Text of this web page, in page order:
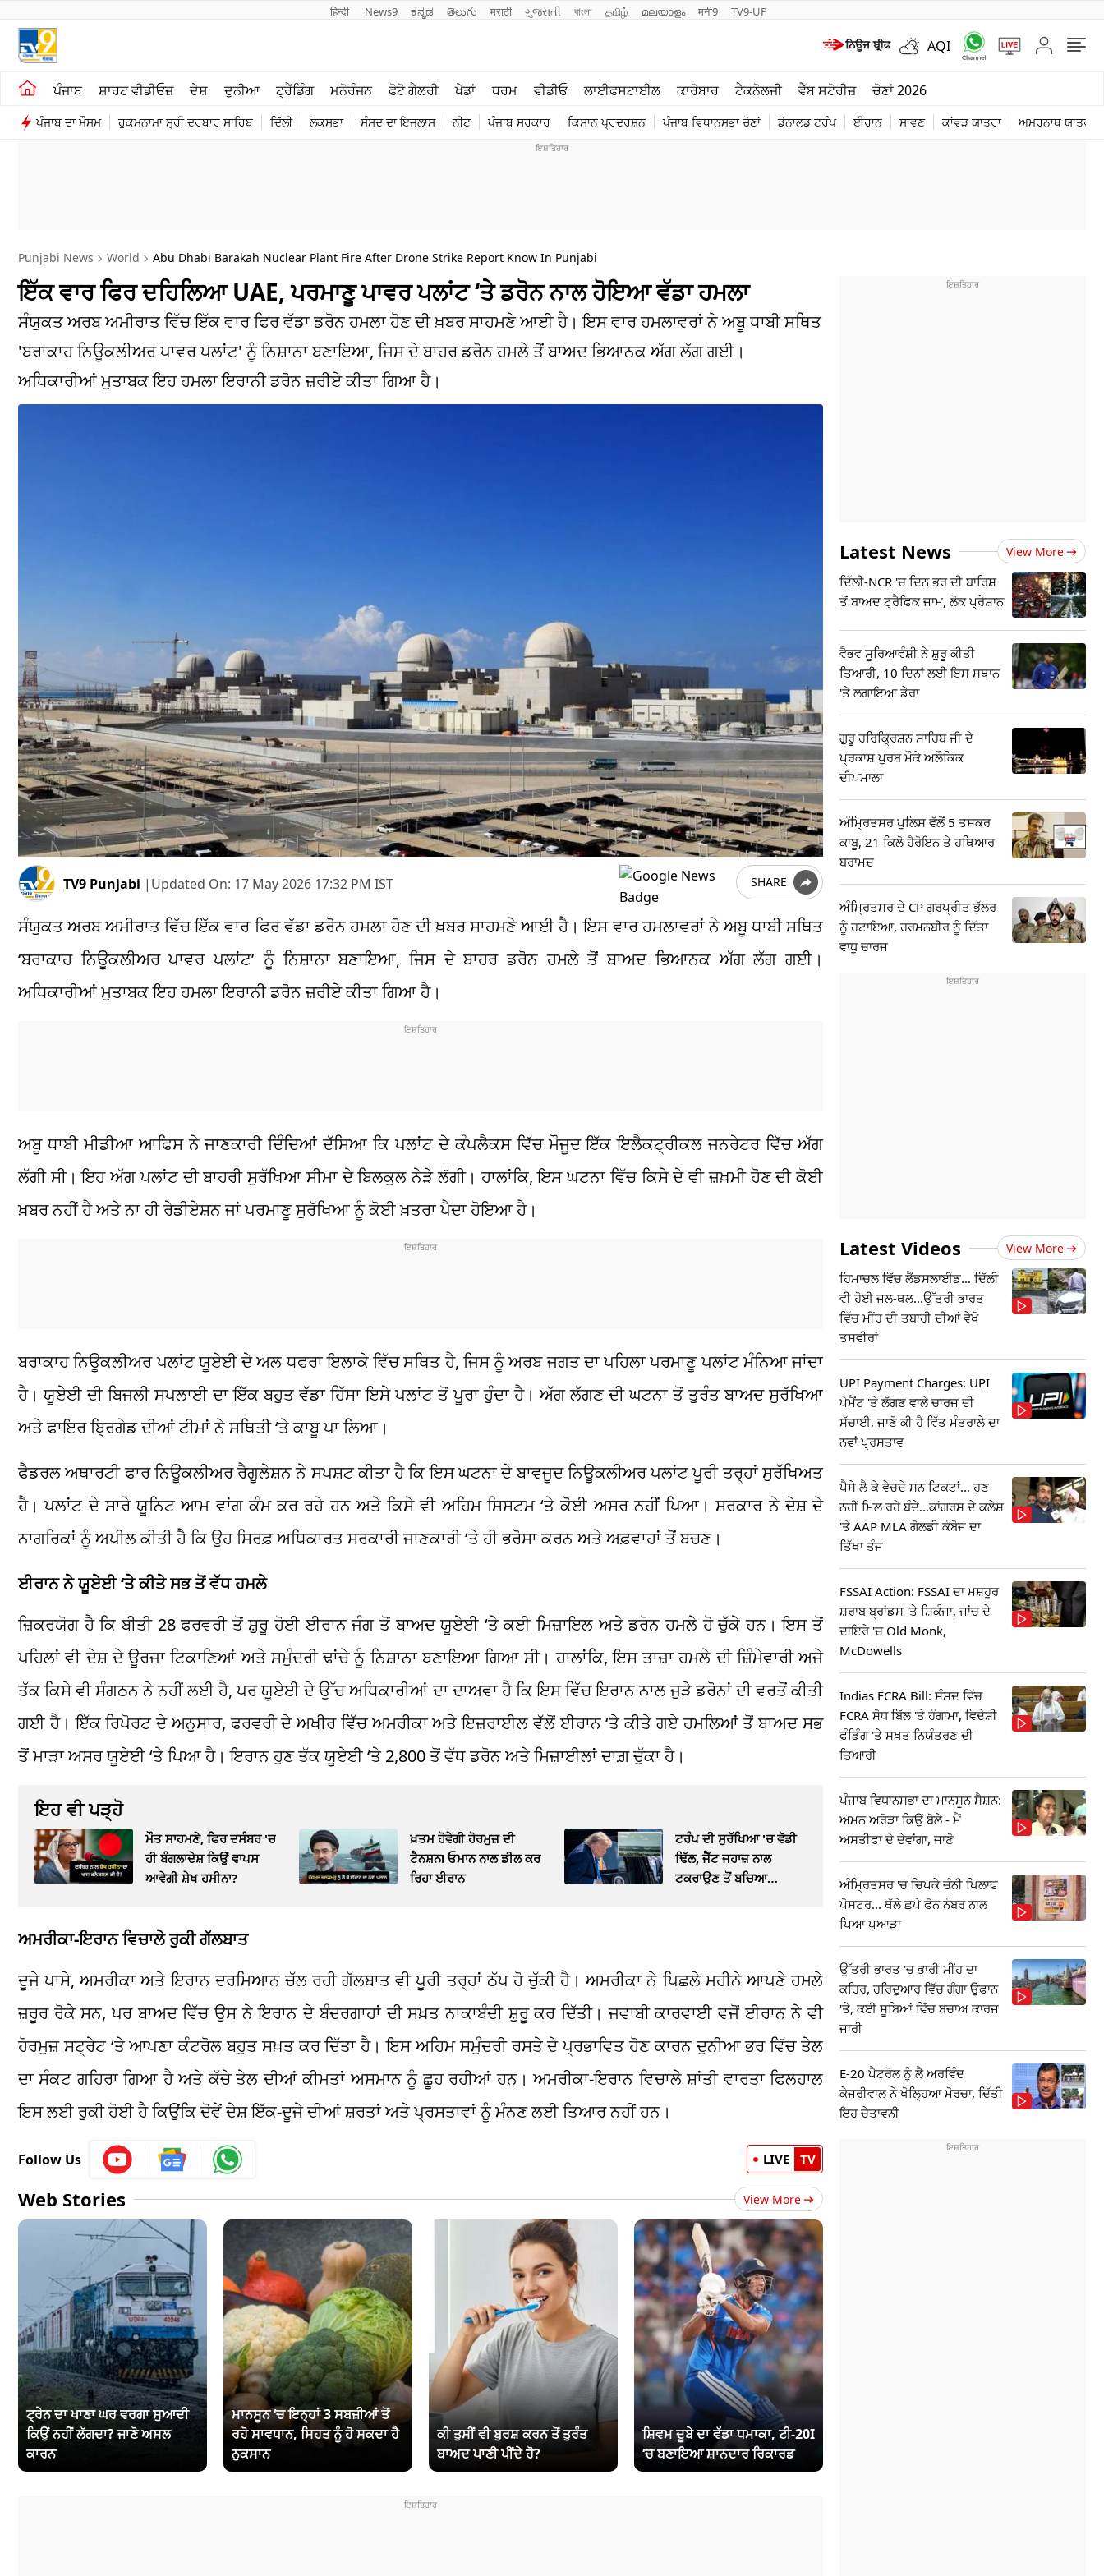
हिन्दी News9 ಕನ್ನಡ తెలుగు मराठी ગુજરાતી বাংলা தமிழ் മലയാളം मनी9 TV9-UP
AQI
ਪੰਜਾਬ ਸ਼ਾਰਟ ਵੀਡੀਓਜ਼ ਦੇਸ਼ ਦੁਨੀਆ ਟ੍ਰੈਂਡਿੰਗ ਮਨੋਰੰਜਨ ਫੋਟੋ ਗੈਲਰੀ ਖੇਡਾਂ ਧਰਮ ਵੀਡੀਓ ਲਾਈਫਸਟਾਈਲ ਕਾਰੋਬਾਰ ਟੈਕਨੋਲਜੀ ਵੈੱਬ ਸਟੋਰੀਜ਼ ਚੋਣਾਂ 2026
ਪੰਜਾਬ ਦਾ ਮੌਸਮ ਹੁਕਮਨਾਮਾ ਸ੍ਰੀ ਦਰਬਾਰ ਸਾਹਿਬ ਦਿੱਲੀ ਲੋਕਸਭਾ ਸੰਸਦ ਦਾ ਇਜਲਾਸ ਨੀਟ ਪੰਜਾਬ ਸਰਕਾਰ ਕਿਸਾਨ ਪ੍ਰਦਰਸ਼ਨ ਪੰਜਾਬ ਵਿਧਾਨਸਭਾ ਚੋਣਾਂ ਡੋਨਾਲਡ ਟਰੰਪ ਈਰਾਨ ਸਾਵਣ ਕਾਂਵੜ ਯਾਤਰਾ ਅਮਰਨਾਥ ਯਾਤਰਾ
ਖੇਤੀਬਾੜੀ
ਸ਼ਾਰਟ ਵੀਡੀਓਜ਼
ਮਨੋਰੰਜਨ
ਪੰਜਾਬ
ਟੈਕਨੋਲਜੀ
ਦੁਨੀਆ
Punjabi News World Abu Dhabi Barakah Nuclear Plant Fire After Drone Strike Report Know In Punjabi
ਇੱਕ ਵਾਰ ਫਿਰ ਦਹਿਲਿਆ UAE, ਪਰਮਾਣੂ ਪਾਵਰ ਪਲਾਂਟ ‘ਤੇ ਡਰੋਨ ਨਾਲ ਹੋਇਆ ਵੱਡਾ ਹਮਲਾ
ਸੰਯੁਕਤ ਅਰਬ ਅਮੀਰਾਤ ਵਿੱਚ ਇੱਕ ਵਾਰ ਫਿਰ ਵੱਡਾ ਡਰੋਨ ਹਮਲਾ ਹੋਣ ਦੀ ਖ਼ਬਰ ਸਾਹਮਣੇ ਆਈ ਹੈ। ਇਸ ਵਾਰ ਹਮਲਾਵਰਾਂ ਨੇ ਅਬੂ ਧਾਬੀ ਸਥਿਤ
'ਬਰਾਕਾਹ ਨਿਊਕਲੀਅਰ ਪਾਵਰ ਪਲਾਂਟ' ਨੂੰ ਨਿਸ਼ਾਨਾ ਬਣਾਇਆ, ਜਿਸ ਦੇ ਬਾਹਰ ਡਰੋਨ ਹਮਲੇ ਤੋਂ ਬਾਅਦ ਭਿਆਨਕ ਅੱਗ ਲੱਗ ਗਈ।
ਅਧਿਕਾਰੀਆਂ ਮੁਤਾਬਕ ਇਹ ਹਮਲਾ ਇਰਾਨੀ ਡਰੋਨ ਜ਼ਰੀਏ ਕੀਤਾ ਗਿਆ ਹੈ।
TV9 Punjabi | Updated On: 17 May 2026 17:32 PM IST SHARE
ਸੰਯੁਕਤ ਅਰਬ ਅਮੀਰਾਤ ਵਿੱਚ ਇੱਕ ਵਾਰ ਫਿਰ ਵੱਡਾ ਡਰੋਨ ਹਮਲਾ ਹੋਣ ਦੀ ਖ਼ਬਰ ਸਾਹਮਣੇ ਆਈ ਹੈ। ਇਸ ਵਾਰ ਹਮਲਾਵਰਾਂ ਨੇ ਅਬੂ ਧਾਬੀ ਸਥਿਤ
‘ਬਰਾਕਾਹ ਨਿਊਕਲੀਅਰ ਪਾਵਰ ਪਲਾਂਟ’ ਨੂੰ ਨਿਸ਼ਾਨਾ ਬਣਾਇਆ, ਜਿਸ ਦੇ ਬਾਹਰ ਡਰੋਨ ਹਮਲੇ ਤੋਂ ਬਾਅਦ ਭਿਆਨਕ ਅੱਗ ਲੱਗ ਗਈ।
ਅਧਿਕਾਰੀਆਂ ਮੁਤਾਬਕ ਇਹ ਹਮਲਾ ਇਰਾਨੀ ਡਰੋਨ ਜ਼ਰੀਏ ਕੀਤਾ ਗਿਆ ਹੈ।
ਅਬੂ ਧਾਬੀ ਮੀਡੀਆ ਆਫਿਸ ਨੇ ਜਾਣਕਾਰੀ ਦਿੰਦਿਆਂ ਦੱਸਿਆ ਕਿ ਪਲਾਂਟ ਦੇ ਕੰਪਲੈਕਸ ਵਿੱਚ ਮੌਜੂਦ ਇੱਕ ਇਲੈਕਟ੍ਰੀਕਲ ਜਨਰੇਟਰ ਵਿੱਚ ਅੱਗ
ਲੱਗੀ ਸੀ। ਇਹ ਅੱਗ ਪਲਾਂਟ ਦੀ ਬਾਹਰੀ ਸੁਰੱਖਿਆ ਸੀਮਾ ਦੇ ਬਿਲਕੁਲ ਨੇੜੇ ਲੱਗੀ। ਹਾਲਾਂਕਿ, ਇਸ ਘਟਨਾ ਵਿੱਚ ਕਿਸੇ ਦੇ ਵੀ ਜ਼ਖ਼ਮੀ ਹੋਣ ਦੀ ਕੋਈ
ਖ਼ਬਰ ਨਹੀਂ ਹੈ ਅਤੇ ਨਾ ਹੀ ਰੇਡੀਏਸ਼ਨ ਜਾਂ ਪਰਮਾਣੂ ਸੁਰੱਖਿਆ ਨੂੰ ਕੋਈ ਖ਼ਤਰਾ ਪੈਦਾ ਹੋਇਆ ਹੈ।
ਬਰਾਕਾਹ ਨਿਊਕਲੀਅਰ ਪਲਾਂਟ ਯੂਏਈ ਦੇ ਅਲ ਧਫਰਾ ਇਲਾਕੇ ਵਿੱਚ ਸਥਿਤ ਹੈ, ਜਿਸ ਨੂੰ ਅਰਬ ਜਗਤ ਦਾ ਪਹਿਲਾ ਪਰਮਾਣੂ ਪਲਾਂਟ ਮੰਨਿਆ ਜਾਂਦਾ
ਹੈ। ਯੂਏਈ ਦੀ ਬਿਜਲੀ ਸਪਲਾਈ ਦਾ ਇੱਕ ਬਹੁਤ ਵੱਡਾ ਹਿੱਸਾ ਇਸੇ ਪਲਾਂਟ ਤੋਂ ਪੂਰਾ ਹੁੰਦਾ ਹੈ। ਅੱਗ ਲੱਗਣ ਦੀ ਘਟਨਾ ਤੋਂ ਤੁਰੰਤ ਬਾਅਦ ਸੁਰੱਖਿਆ
ਅਤੇ ਫਾਇਰ ਬ੍ਰਿਗੇਡ ਦੀਆਂ ਟੀਮਾਂ ਨੇ ਸਥਿਤੀ ‘ਤੇ ਕਾਬੂ ਪਾ ਲਿਆ।
ਫੈਡਰਲ ਅਥਾਰਟੀ ਫਾਰ ਨਿਊਕਲੀਅਰ ਰੈਗੂਲੇਸ਼ਨ ਨੇ ਸਪਸ਼ਟ ਕੀਤਾ ਹੈ ਕਿ ਇਸ ਘਟਨਾ ਦੇ ਬਾਵਜੂਦ ਨਿਊਕਲੀਅਰ ਪਲਾਂਟ ਪੂਰੀ ਤਰ੍ਹਾਂ ਸੁਰੱਖਿਅਤ
ਹੈ। ਪਲਾਂਟ ਦੇ ਸਾਰੇ ਯੂਨਿਟ ਆਮ ਵਾਂਗ ਕੰਮ ਕਰ ਰਹੇ ਹਨ ਅਤੇ ਕਿਸੇ ਵੀ ਅਹਿਮ ਸਿਸਟਮ ‘ਤੇ ਕੋਈ ਅਸਰ ਨਹੀਂ ਪਿਆ। ਸਰਕਾਰ ਨੇ ਦੇਸ਼ ਦੇ
ਨਾਗਰਿਕਾਂ ਨੂੰ ਅਪੀਲ ਕੀਤੀ ਹੈ ਕਿ ਉਹ ਸਿਰਫ਼ ਅਧਿਕਾਰਤ ਸਰਕਾਰੀ ਜਾਣਕਾਰੀ ‘ਤੇ ਹੀ ਭਰੋਸਾ ਕਰਨ ਅਤੇ ਅਫ਼ਵਾਹਾਂ ਤੋਂ ਬਚਣ।
ਈਰਾਨ ਨੇ ਯੂਏਈ ‘ਤੇ ਕੀਤੇ ਸਭ ਤੋਂ ਵੱਧ ਹਮਲੇ
ਜ਼ਿਕਰਯੋਗ ਹੈ ਕਿ ਬੀਤੀ 28 ਫਰਵਰੀ ਤੋਂ ਸ਼ੁਰੂ ਹੋਈ ਈਰਾਨ ਜੰਗ ਤੋਂ ਬਾਅਦ ਯੂਏਈ ‘ਤੇ ਕਈ ਮਿਜ਼ਾਇਲ ਅਤੇ ਡਰੋਨ ਹਮਲੇ ਹੋ ਚੁੱਕੇ ਹਨ। ਇਸ ਤੋਂ
ਪਹਿਲਾਂ ਵੀ ਦੇਸ਼ ਦੇ ਊਰਜਾ ਟਿਕਾਣਿਆਂ ਅਤੇ ਸਮੁੰਦਰੀ ਢਾਂਚੇ ਨੂੰ ਨਿਸ਼ਾਨਾ ਬਣਾਇਆ ਗਿਆ ਸੀ। ਹਾਲਾਂਕਿ, ਇਸ ਤਾਜ਼ਾ ਹਮਲੇ ਦੀ ਜ਼ਿੰਮੇਵਾਰੀ ਅਜੇ
ਤੱਕ ਕਿਸੇ ਵੀ ਸੰਗਠਨ ਨੇ ਨਹੀਂ ਲਈ ਹੈ, ਪਰ ਯੂਏਈ ਦੇ ਉੱਚ ਅਧਿਕਾਰੀਆਂ ਦਾ ਦਾਅਵਾ ਹੈ ਕਿ ਇਸ ਵਿੱਚ ਇਰਾਨ ਨਾਲ ਜੁੜੇ ਡਰੋਨਾਂ ਦੀ ਵਰਤੋਂ ਕੀਤੀ
ਗਈ ਹੈ। ਇੱਕ ਰਿਪੋਰਟ ਦੇ ਅਨੁਸਾਰ, ਫਰਵਰੀ ਦੇ ਅਖੀਰ ਵਿੱਚ ਅਮਰੀਕਾ ਅਤੇ ਇਜ਼ਰਾਈਲ ਵੱਲੋਂ ਈਰਾਨ ‘ਤੇ ਕੀਤੇ ਗਏ ਹਮਲਿਆਂ ਤੋਂ ਬਾਅਦ ਸਭ
ਤੋਂ ਮਾੜਾ ਅਸਰ ਯੂਏਈ ‘ਤੇ ਪਿਆ ਹੈ। ਇਰਾਨ ਹੁਣ ਤੱਕ ਯੂਏਈ ‘ਤੇ 2,800 ਤੋਂ ਵੱਧ ਡਰੋਨ ਅਤੇ ਮਿਜ਼ਾਈਲਾਂ ਦਾਗ਼ ਚੁੱਕਾ ਹੈ।
ਇਹ ਵੀ ਪੜ੍ਹੋ
ਮੌਤ ਸਾਹਮਣੇ, ਫਿਰ ਦਸੰਬਰ 'ਚ
ਹੀ ਬੰਗਲਾਦੇਸ਼ ਕਿਉਂ ਵਾਪਸ
ਆਵੇਗੀ ਸ਼ੇਖ ਹਸੀਨਾ?
ਖ਼ਤਮ ਹੋਵੇਗੀ ਹੋਰਮੁਜ਼ ਦੀ
ਟੈਨਸ਼ਨ! ਓਮਾਨ ਨਾਲ ਡੀਲ ਕਰ
ਰਿਹਾ ਈਰਾਨ
ਟਰੰਪ ਦੀ ਸੁਰੱਖਿਆ 'ਚ ਵੱਡੀ
ਢਿੱਲ, ਜੈੱਟ ਜਹਾਜ਼ ਨਾਲ
ਟਕਰਾਉਣ ਤੋਂ ਬਚਿਆ
ਅਮਰੀਕਾ-ਇਰਾਨ ਵਿਚਾਲੇ ਰੁਕੀ ਗੱਲਬਾਤ
ਦੂਜੇ ਪਾਸੇ, ਅਮਰੀਕਾ ਅਤੇ ਇਰਾਨ ਦਰਮਿਆਨ ਚੱਲ ਰਹੀ ਗੱਲਬਾਤ ਵੀ ਪੂਰੀ ਤਰ੍ਹਾਂ ਠੱਪ ਹੋ ਚੁੱਕੀ ਹੈ। ਅਮਰੀਕਾ ਨੇ ਪਿਛਲੇ ਮਹੀਨੇ ਆਪਣੇ ਹਮਲੇ
ਜ਼ਰੂਰ ਰੋਕੇ ਸਨ, ਪਰ ਬਾਅਦ ਵਿੱਚ ਉਸ ਨੇ ਇਰਾਨ ਦੇ ਬੰਦਰਗਾਹਾਂ ਦੀ ਸਖ਼ਤ ਨਾਕਾਬੰਦੀ ਸ਼ੁਰੂ ਕਰ ਦਿੱਤੀ। ਜਵਾਬੀ ਕਾਰਵਾਈ ਵਜੋਂ ਈਰਾਨ ਨੇ ਵੀ
ਹੋਰਮੁਜ਼ ਸਟ੍ਰੇਟ ‘ਤੇ ਆਪਣਾ ਕੰਟਰੋਲ ਬਹੁਤ ਸਖ਼ਤ ਕਰ ਦਿੱਤਾ ਹੈ। ਇਸ ਅਹਿਮ ਸਮੁੰਦਰੀ ਰਸਤੇ ਦੇ ਪ੍ਰਭਾਵਿਤ ਹੋਣ ਕਾਰਨ ਦੁਨੀਆ ਭਰ ਵਿੱਚ ਤੇਲ
ਦਾ ਸੰਕਟ ਗਹਿਰਾ ਗਿਆ ਹੈ ਅਤੇ ਕੱਚੇ ਤੇਲ ਦੀਆਂ ਕੀਮਤਾਂ ਅਸਮਾਨ ਨੂੰ ਛੂਹ ਰਹੀਆਂ ਹਨ। ਅਮਰੀਕਾ-ਇਰਾਨ ਵਿਚਾਲੇ ਸ਼ਾਂਤੀ ਵਾਰਤਾ ਫਿਲਹਾਲ
ਇਸ ਲਈ ਰੁਕੀ ਹੋਈ ਹੈ ਕਿਉਂਕਿ ਦੋਵੇਂ ਦੇਸ਼ ਇੱਕ-ਦੂਜੇ ਦੀਆਂ ਸ਼ਰਤਾਂ ਅਤੇ ਪ੍ਰਸਤਾਵਾਂ ਨੂੰ ਮੰਨਣ ਲਈ ਤਿਆਰ ਨਹੀਂ ਹਨ।
Follow Us LIVE TV
Web Stories View More
ਟ੍ਰੇਨ ਦਾ ਖਾਣਾ ਘਰ ਵਰਗਾ ਸੁਆਦੀ
ਕਿਉਂ ਨਹੀਂ ਲੱਗਦਾ? ਜਾਣੋ ਅਸਲ
ਕਾਰਨ
ਮਾਨਸੂਨ ‘ਚ ਇਨ੍ਹਾਂ 3 ਸਬਜ਼ੀਆਂ ਤੋਂ
ਰਹੋ ਸਾਵਧਾਨ, ਸਿਹਤ ਨੂੰ ਹੋ ਸਕਦਾ ਹੈ
ਨੁਕਸਾਨ
ਕੀ ਤੁਸੀਂ ਵੀ ਬੁਰਸ਼ ਕਰਨ ਤੋਂ ਤੁਰੰਤ
ਬਾਅਦ ਪਾਣੀ ਪੀਂਦੇ ਹੋ?
ਸ਼ਿਵਮ ਦੂਬੇ ਦਾ ਵੱਡਾ ਧਮਾਕਾ, ਟੀ-20I
‘ਚ ਬਣਾਇਆ ਸ਼ਾਨਦਾਰ ਰਿਕਾਰਡ
Latest News View More
ਦਿੱਲੀ-NCR 'ਚ ਦਿਨ ਭਰ ਦੀ ਬਾਰਿਸ਼
ਤੋਂ ਬਾਅਦ ਟ੍ਰੈਫਿਕ ਜਾਮ, ਲੋਕ ਪ੍ਰੇਸ਼ਾਨ
ਵੈਭਵ ਸੂਰਿਆਵੰਸ਼ੀ ਨੇ ਸ਼ੁਰੂ ਕੀਤੀ
ਤਿਆਰੀ, 10 ਦਿਨਾਂ ਲਈ ਇਸ ਸਥਾਨ
'ਤੇ ਲਗਾਇਆ ਡੇਰਾ
ਗੁਰੂ ਹਰਿਕ੍ਰਿਸ਼ਨ ਸਾਹਿਬ ਜੀ ਦੇ
ਪ੍ਰਕਾਸ਼ ਪੁਰਬ ਮੌਕੇ ਅਲੌਕਿਕ
ਦੀਪਮਾਲਾ
ਅੰਮ੍ਰਿਤਸਰ ਪੁਲਿਸ ਵੱਲੋਂ 5 ਤਸਕਰ
ਕਾਬੂ, 21 ਕਿਲੋ ਹੈਰੋਇਨ ਤੇ ਹਥਿਆਰ
ਬਰਾਮਦ
ਅੰਮ੍ਰਿਤਸਰ ਦੇ CP ਗੁਰਪ੍ਰੀਤ ਭੁੱਲਰ
ਨੂੰ ਹਟਾਇਆ, ਹਰਮਨਬੀਰ ਨੂੰ ਦਿੱਤਾ
ਵਾਧੂ ਚਾਰਜ
Latest Videos View More
ਹਿਮਾਚਲ ਵਿੱਚ ਲੈਂਡਸਲਾਈਡ... ਦਿੱਲੀ
ਵੀ ਹੋਈ ਜਲ-ਥਲ...ਉੱਤਰੀ ਭਾਰਤ
ਵਿੱਚ ਮੀਂਹ ਦੀ ਤਬਾਹੀ ਦੀਆਂ ਵੇਖੋ
ਤਸਵੀਰਾਂ
UPI Payment Charges: UPI
ਪੇਮੈਂਟ 'ਤੇ ਲੱਗਣ ਵਾਲੇ ਚਾਰਜ ਦੀ
ਸੱਚਾਈ, ਜਾਣੋ ਕੀ ਹੈ ਵਿੱਤ ਮੰਤਰਾਲੇ ਦਾ
ਨਵਾਂ ਪ੍ਰਸਤਾਵ
ਪੈਸੇ ਲੈ ਕੇ ਵੇਚਦੇ ਸਨ ਟਿਕਟਾਂ... ਹੁਣ
ਨਹੀਂ ਮਿਲ ਰਹੇ ਬੰਦੇ...ਕਾਂਗਰਸ ਦੇ ਕਲੇਸ਼
'ਤੇ AAP MLA ਗੋਲਡੀ ਕੰਬੋਜ ਦਾ
ਤਿੱਖਾ ਤੰਜ
FSSAI Action: FSSAI ਦਾ ਮਸ਼ਹੂਰ
ਸ਼ਰਾਬ ਬ੍ਰਾਂਡਸ 'ਤੇ ਸ਼ਿਕੰਜਾ, ਜਾਂਚ ਦੇ
ਦਾਇਰੇ 'ਚ Old Monk,
McDowells
Indias FCRA Bill: ਸੰਸਦ ਵਿੱਚ
FCRA ਸੋਧ ਬਿੱਲ 'ਤੇ ਹੰਗਾਮਾ, ਵਿਦੇਸ਼ੀ
ਫੰਡਿੰਗ 'ਤੇ ਸਖ਼ਤ ਨਿਯੰਤਰਣ ਦੀ
ਤਿਆਰੀ
ਪੰਜਾਬ ਵਿਧਾਨਸਭਾ ਦਾ ਮਾਨਸੂਨ ਸੈਸ਼ਨ:
ਅਮਨ ਅਰੋੜਾ ਕਿਉਂ ਬੋਲੇ - ਮੈਂ
ਅਸਤੀਫਾ ਦੇ ਦੇਵਾਂਗਾ, ਜਾਣੋ
ਅੰਮ੍ਰਿਤਸਰ 'ਚ ਚਿਪਕੇ ਚੰਨੀ ਖਿਲਾਫ
ਪੋਸਟਰ... ਥੱਲੇ ਛਪੇ ਫੋਨ ਨੰਬਰ ਨਾਲ
ਪਿਆ ਪੁਆੜਾ
ਉੱਤਰੀ ਭਾਰਤ 'ਚ ਭਾਰੀ ਮੀਂਹ ਦਾ
ਕਹਿਰ, ਹਰਿਦੁਆਰ ਵਿੱਚ ਗੰਗਾ ਉਫਾਨ
'ਤੇ, ਕਈ ਸੂਬਿਆਂ ਵਿੱਚ ਬਚਾਅ ਕਾਰਜ
ਜਾਰੀ
E-20 ਪੈਟਰੋਲ ਨੂੰ ਲੈ ਅਰਵਿੰਦ
ਕੇਜਰੀਵਾਲ ਨੇ ਖੋਲ੍ਹਿਆ ਮੋਰਚਾ, ਦਿੱਤੀ
ਇਹ ਚੇਤਾਵਨੀ